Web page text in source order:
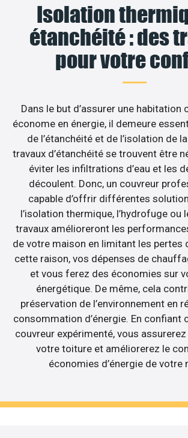
Isolation
étanchéité : des
pour votre
Dans le but d’assurer une
économe en énergie, il demeure
de l’étanchéité et de l’isolation de
travaux d’étanchéité se trouvent être
éviter les infiltrations d’eau et les
découlent. Donc, un couvreur
capable d’offrir différentes
l’isolation thermique, l’hydrofuge ou
travaux amélioreront les
de votre maison en limitant les pertes
cette raison, vos dépenses de
et vous ferez des économies sur
énergétique. De même, cela
préservation de l’environnement en
consommation d’énergie. En confiant
couvreur expérimenté, vous assurerez
votre toiture et améliorerez le
économies d’énergie de votre